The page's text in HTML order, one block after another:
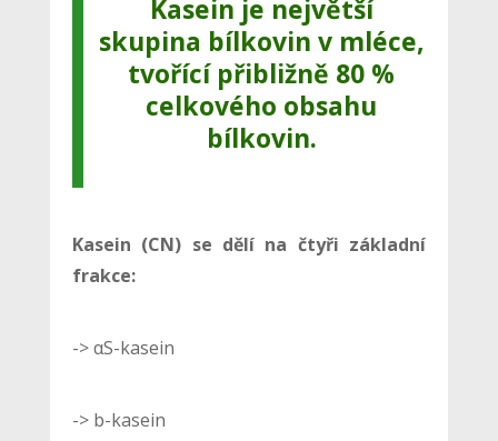
Kasein je největší
skupina bílkovin v mléce,
tvořící přibližně 80 %
celkového obsahu
bílkovin.
Kasein (CN) se dělí na čtyři základní
frakce:
-> αS-kasein
-> b-kasein